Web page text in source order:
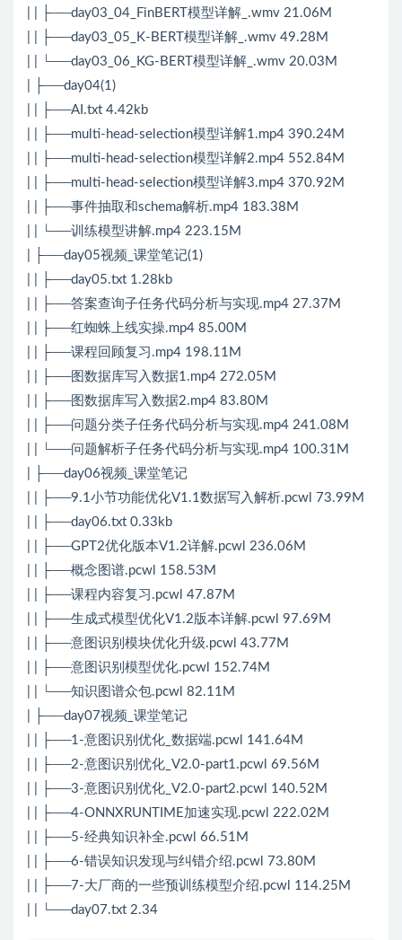
| | ├──day03_04_FinBERT模型详解_.wmv 21.06M
| | ├──day03_05_K-BERT模型详解_.wmv 49.28M
| | └──day03_06_KG-BERT模型详解_.wmv 20.03M
| ├──day04(1)
| | ├──AI.txt 4.42kb
| | ├──multi-head-selection模型详解1.mp4 390.24M
| | ├──multi-head-selection模型详解2.mp4 552.84M
| | ├──multi-head-selection模型详解3.mp4 370.92M
| | ├──事件抽取和schema解析.mp4 183.38M
| | └──训练模型讲解.mp4 223.15M
| ├──day05视频_课堂笔记(1)
| | ├──day05.txt 1.28kb
| | ├──答案查询子任务代码分析与实现.mp4 27.37M
| | ├──红蜘蛛上线实操.mp4 85.00M
| | ├──课程回顾复习.mp4 198.11M
| | ├──图数据库写入数据1.mp4 272.05M
| | ├──图数据库写入数据2.mp4 83.80M
| | ├──问题分类子任务代码分析与实现.mp4 241.08M
| | └──问题解析子任务代码分析与实现.mp4 100.31M
| ├──day06视频_课堂笔记
| | ├──9.1小节功能优化V1.1数据写入解析.pcwl 73.99M
| | ├──day06.txt 0.33kb
| | ├──GPT2优化版本V1.2详解.pcwl 236.06M
| | ├──概念图谱.pcwl 158.53M
| | ├──课程内容复习.pcwl 47.87M
| | ├──生成式模型优化V1.2版本详解.pcwl 97.69M
| | ├──意图识别模块优化升级.pcwl 43.77M
| | ├──意图识别模型优化.pcwl 152.74M
| | └──知识图谱众包.pcwl 82.11M
| ├──day07视频_课堂笔记
| | ├──1-意图识别优化_数据端.pcwl 141.64M
| | ├──2-意图识别优化_V2.0-part1.pcwl 69.56M
| | ├──3-意图识别优化_V2.0-part2.pcwl 140.52M
| | ├──4-ONNXRUNTIME加速实现.pcwl 222.02M
| | ├──5-经典知识补全.pcwl 66.51M
| | ├──6-错误知识发现与纠错介绍.pcwl 73.80M
| | ├──7-大厂商的一些预训练模型介绍.pcwl 114.25M
| | └──day07.txt 2.34